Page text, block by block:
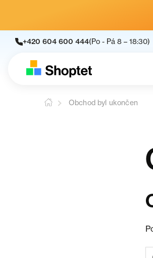
+420 604 600 444(Po - Pá 8 – 18:30)
Obchod byl ukončen